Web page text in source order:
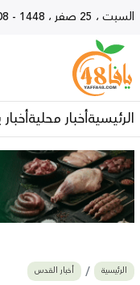
السبت ، 25 صفر ، 1448 -
08
الرئيسيةأخبار محليةأخبار
الرئيسية أخبار القدس